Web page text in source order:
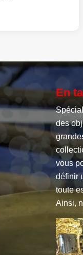
En
des
vous
définir
toute
Ainsi,